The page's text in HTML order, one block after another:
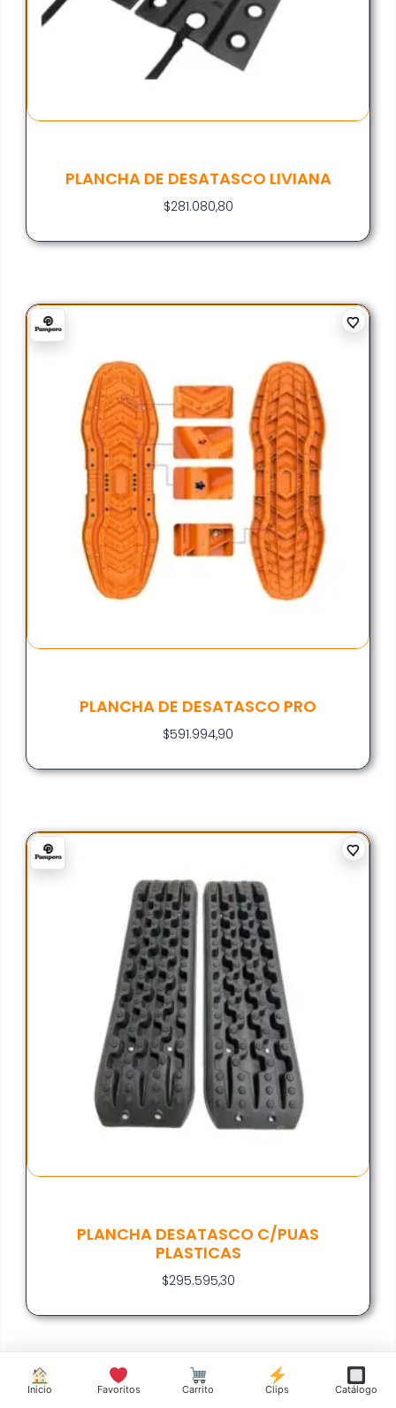
PLANCHA DE DESATASCO LIVIANA
$281.080,80
PLANCHA DE DESATASCO PRO
$591.994,90
PLANCHA DESATASCO C/PUAS
PLASTICAS
$295.595,30
Inicio Favoritos Carrito Clips Catálogo